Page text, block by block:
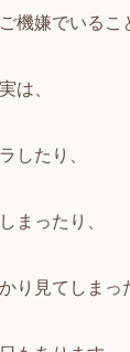
機嫌でいるこ
は、
したり、
まったり、
り見てしまっ